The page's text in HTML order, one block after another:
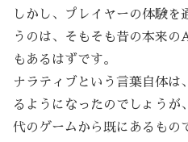
しかし、プレイヤーの体験を
うのは、そもそも昔の本来
もあるはずです。
ナラティブという言葉自体は
るようになったのでしょうが
代のゲームから既にあるもの